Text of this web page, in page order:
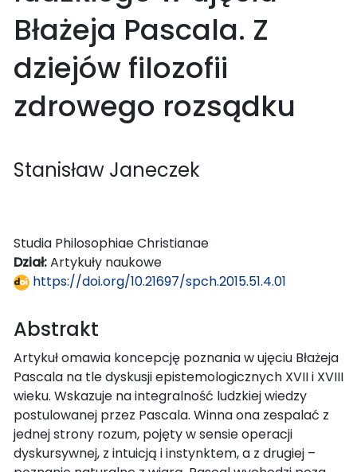
Błażeja Pascala. Z
dziejów filozofii
zdrowego rozsądku
Stanisław Janeczek
Studia Philosophiae Christianae
Dział:Artykuły naukowe
https://doi.org/10.21697/spch.2015.51.4.01
Abstrakt
Artykuł omawia koncepcję poznania w ujęciu Błażeja
Pascala na tle dyskusji epistemologicznych XVII i XVIII
wieku. Wskazuje na integralność ludzkiej wiedzy
postulowanej przez Pascala. Winna ona zespalać z
jednej strony rozum, pojęty w sensie operacji
dyskursywnej, z intuicją i instynktem, a z drugiej –